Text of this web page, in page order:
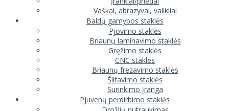
Vaškai, abrazyvai, valikliai
Baldų gamybos staklės
Pjovimo staklės
Briaunų laminavimo staklės
Gręžimo staklės
CNC staklės
Briaunų frezavimo staklės
Šlifavimo staklės
Surinkimo įranga
Pjuvenų perdirbimo staklės